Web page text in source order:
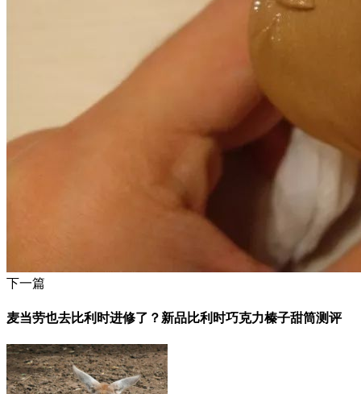
下一篇
麦当劳也去比利时进修了？新品比利时巧克力榛子甜筒测评